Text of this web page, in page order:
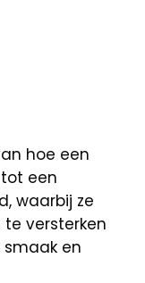
hoe een
een
waarbij ze
versterken
smaak en